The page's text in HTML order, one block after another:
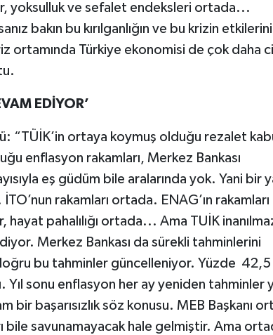
yoksulluk ve sefalet endeksleri ortada...
bakın bu kırılganlığın ve bu krizin etkilerini
ortamında Türkiye ekonomisi de çok daha
EDİYOR’
“TÜİK’in ortaya koymuş olduğu rezalet
enflasyon rakamları, Merkez Bankası
eş güdüm bile aralarında yok. Yani bir
rakamları ortada. ENAG’ın rakamları
pahalılığı ortada... Ama TUİK
Merkez Bankası da sürekli tahminlerini
bu tahminler güncelleniyor. Yüzde 42,5
Yıl sonu enflasyon her ay yeniden tahminler
başarısızlık söz konusu. MEB Başkanı
bile savunamayacak hale gelmiştir. Ama